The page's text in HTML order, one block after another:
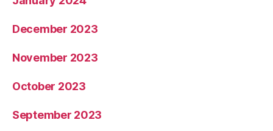
December 2023
November 2023
October 2023
September 2023